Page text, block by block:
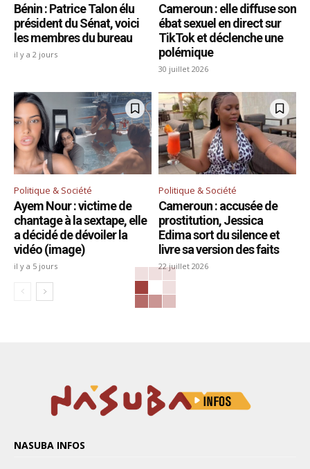
Bénin : Patrice Talon élu
président du Sénat, voici
les membres du bureau
il y a 2 jours
Cameroun : elle diffuse son
ébat sexuel en direct sur
TikTok et déclenche une
polémique
30 juillet 2026
Politique & Société
Ayem Nour : victime de
chantage à la sextape, elle
a décidé de dévoiler la
vidéo (image)
il y a 5 jours
Politique & Société
Cameroun : accusée de
prostitution, Jessica
Edima sort du silence et
livre sa version des faits
22 juillet 2026